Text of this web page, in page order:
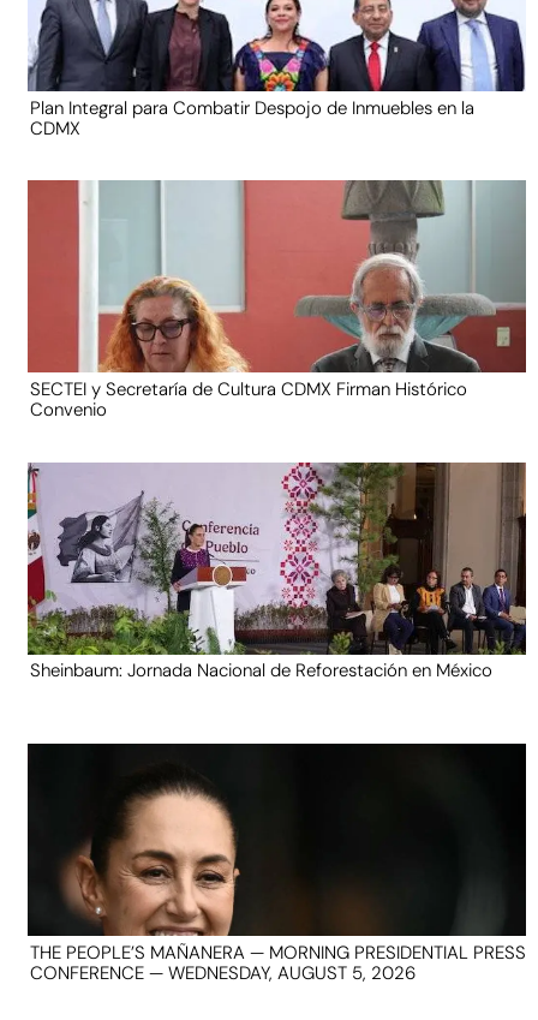
Plan Integral para Combatir Despojo de Inmuebles en la
CDMX
SECTEI y Secretaría de Cultura CDMX Firman Histórico
Convenio
Sheinbaum: Jornada Nacional de Reforestación en México
THE PEOPLE’S MAÑANERA — MORNING PRESIDENTIAL PRESS
CONFERENCE — WEDNESDAY, AUGUST 5, 2026